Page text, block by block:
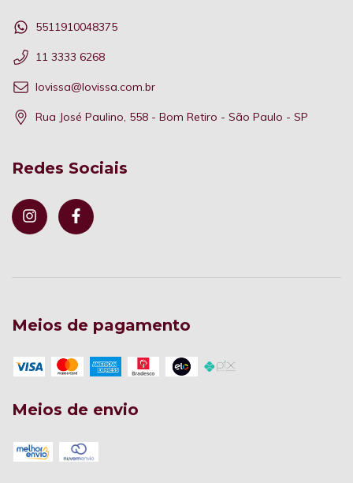
5511910048375
11 3333 6268
lovissa@lovissa.com.br
Rua José Paulino, 558 - Bom Retiro - São Paulo - SP
Redes Sociais
Meios de pagamento
Meios de envio